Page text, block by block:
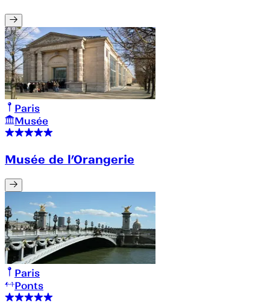
Paris
Musée
Musée de l’Orangerie
Paris
Ponts